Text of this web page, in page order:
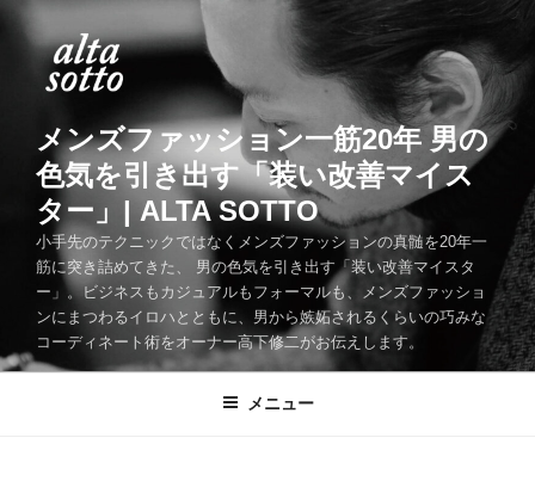
メンズファッション一筋20年 男の
色気を引き出す「装い改善マイス
ター」| ALTA SOTTO
小手先のテクニックではなくメンズファッションの真髄を20年一
筋に突き詰めてきた、 男の色気を引き出す「装い改善マイスタ
ー」。ビジネスもカジュアルもフォーマルも、メンズファッショ
ンにまつわるイロハとともに、男から嫉妬されるくらいの巧みな
コーディネート術をオーナー高下修二がお伝えします。
メニュー